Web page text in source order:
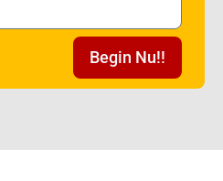
Begin Nu!!